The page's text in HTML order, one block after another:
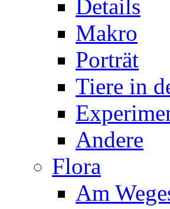
Details
Makro
Porträt
Tiere in
Andere
Flora
Am